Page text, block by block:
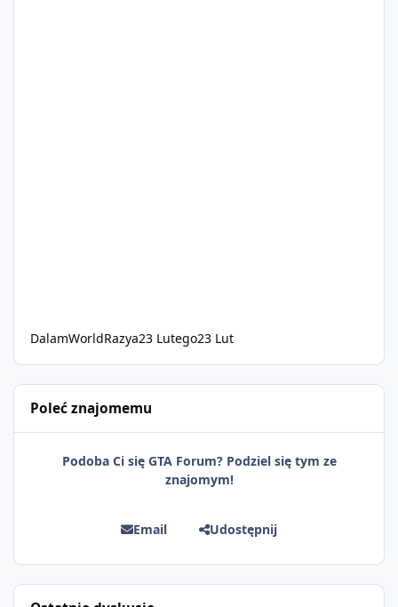
DalamWorldRazya23 Lutego23 Lut
Poleć znajomemu
Podoba Ci się GTA Forum? Podziel się tym ze
znajomym!
Email Udostępnij